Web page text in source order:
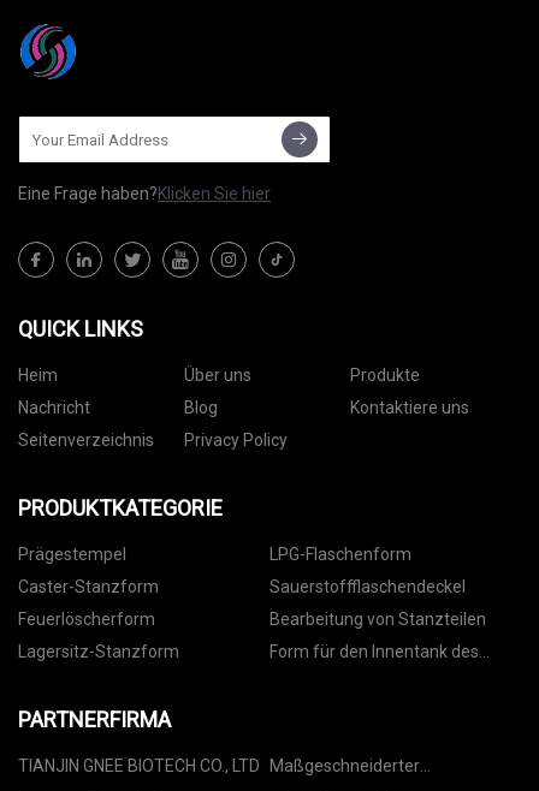
Eine Frage haben?Klicken Sie hier
QUICK LINKS
Heim Über uns
Produkte
Nachricht
Blog
Kontaktiere uns
Seitenverzeichnis
Privacy Policy
PRODUKTKATEGORIE
Prägestempel
LPG-Flaschenform
Caster-Stanzform
Sauerstoffflaschendeckel
Feuerlöscherform
Bearbeitung von Stanzteilen
Lagersitz-Stanzform
Form für den Innentank des
PARTNERFIRMA
TIANJIN GNEE BIOTECH CO., LTD
Maßgeschneiderter